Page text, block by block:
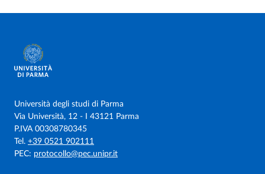
Università degli studi di Parma
Via Università, 12 - I 43121 Parma
P.IVA 00308780345
Tel. +39 0521 902111
PEC: protocollo@pec.unipr.it